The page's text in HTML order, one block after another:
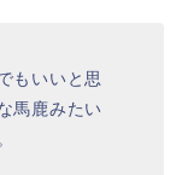
もいいと思
馬鹿みたい